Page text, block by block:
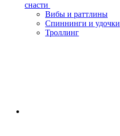
снасти
Вибы и раттлины
Спиннинги и удочки
Троллинг